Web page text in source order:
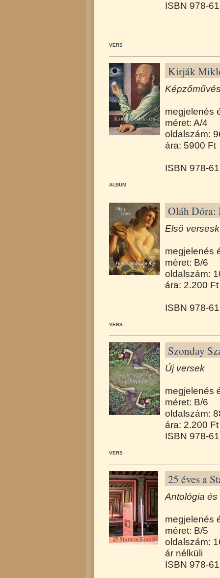
ISBN 978-
VERS
Kirják
megjelenés
méret: A/4
oldalszám:
ára: 5900 Ft
ISBN 978-
ALBUM
Oláh Dóra:
Első
megjelenés
méret: B/6
oldalszám:
ára: 2.200 Ft
ISBN 978-
VERS
Szonday
Új versek
megjelenés
méret: B/6
oldalszám:
ára: 2.200 Ft
ISBN 978-
VERS
25 éves a
Antológia
megjelenés
méret: B/5
oldalszám:
ár nélküli
ISBN 978-